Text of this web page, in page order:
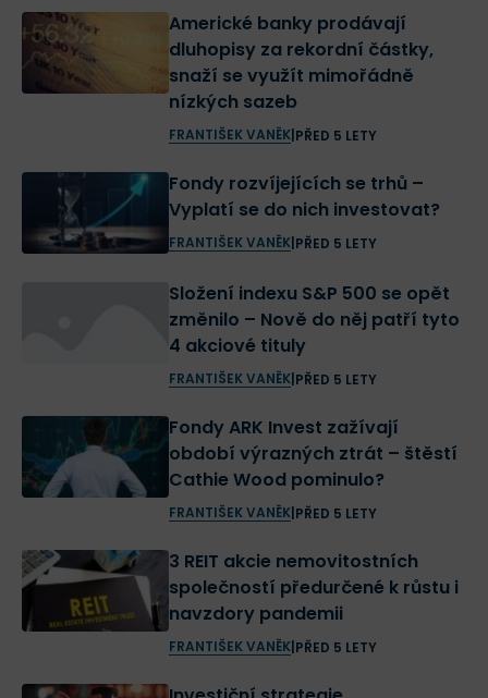
Americké banky prodávají
dluhopisy za rekordní částky,
snaží se využít mimořádně
nízkých sazeb
FRANTIŠEK VANĚK| PŘED 5 LETY
Fondy rozvíjejících se trhů –
Vyplatí se do nich investovat?
FRANTIŠEK VANĚK| PŘED 5 LETY
Složení indexu S&P 500 se opět
změnilo – Nově do něj patří tyto
4 akciové tituly
FRANTIŠEK VANĚK| PŘED 5 LETY
Fondy ARK Invest zažívají
období výrazných ztrát – štěstí
Cathie Wood pominulo?
FRANTIŠEK VANĚK| PŘED 5 LETY
3 REIT akcie nemovitostních
společností předurčené k růstu i
navzdory pandemii
FRANTIŠEK VANĚK| PŘED 5 LETY